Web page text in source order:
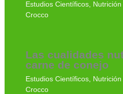
Estudios Científicos, Nutrición
Crocco
Las cualidades
carne de conejo
Estudios Científicos, Nutrición
Crocco